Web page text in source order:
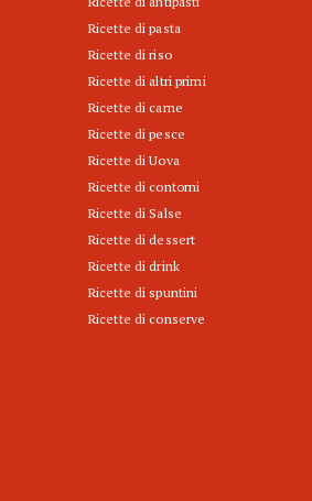
Ricette di pasta
Ricette di riso
Ricette di altri primi
Ricette di carne
Ricette di pesce
Ricette di Uova
Ricette di contorni
Ricette di Salse
Ricette di dessert
Ricette di drink
Ricette di spuntini
Ricette di conserve